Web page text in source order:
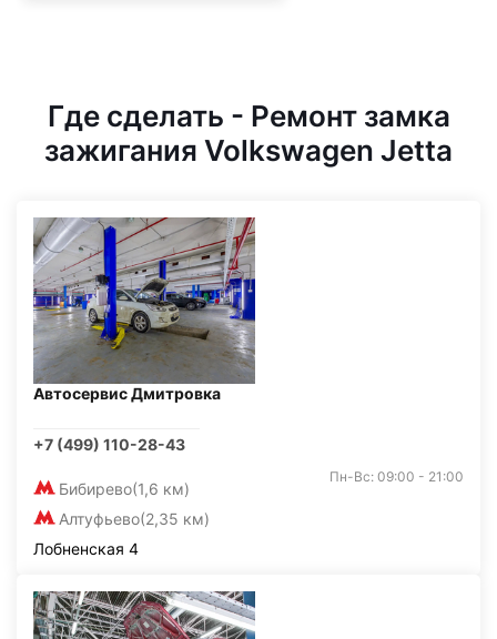
Где сделать - Ремонт замка
зажигания Volkswagen Jetta
Автосервис Дмитровка
+7 (499) 110-28-43
Бибирево(1,6 км)
Алтуфьево(2,35 км)
Пн-Вс: 09:00 - 21:00
Лобненская 4